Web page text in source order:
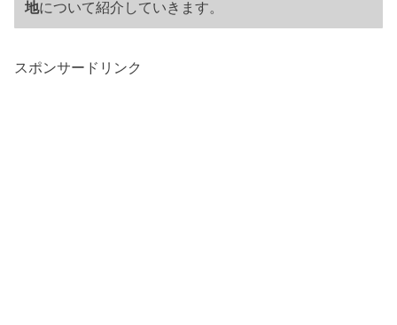
地について紹介していきます。
スポンサードリンク